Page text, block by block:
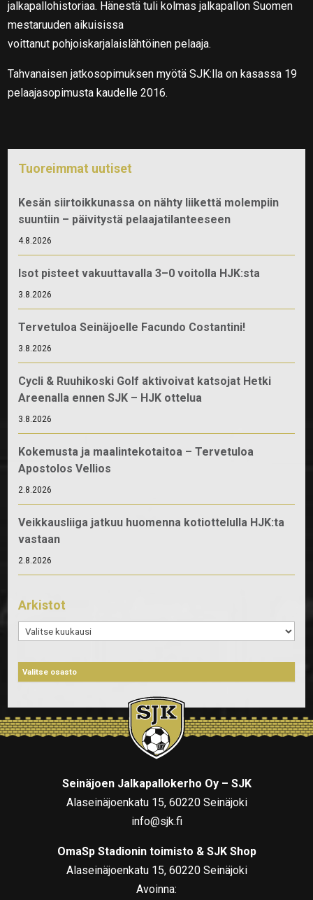
jalkapallohistoriaa. Hänestä tuli kolmas jalkapallon Suomen
mestaruuden aikuisissa
voittanut pohjoiskarjalaislähtöinen pelaaja.
Tahvanaisen jatkosopimuksen myötä SJK:lla on kasassa 19
pelaajasopimusta kaudelle 2016.
Tuoreimmat uutiset
Kesän siirtoikkunassa on nähty liikettä molempiin
suuntiin – päivitystä pelaajatilanteeseen
4.8.2026
Isot pisteet vakuuttavalla 3–0 voitolla HJK:sta
3.8.2026
Tervetuloa Seinäjoelle Facundo Costantini!
3.8.2026
Cycli & Ruuhikoski Golf aktivoivat katsojat Hetki
Areenalla ennen SJK – HJK ottelua
3.8.2026
Kokemusta ja maalintekotaitoa – Tervetuloa
Apostolos Vellios
2.8.2026
Veikkausliiga jatkuu huomenna kotiottelulla HJK:ta
vastaan
2.8.2026
Arkistot
Arkistot
Seinäjoen Jalkapallokerho Oy – SJK
Alaseinäjoenkatu 15, 60220 Seinäjoki
info@sjk.fi
OmaSp Stadionin toimisto & SJK Shop
Alaseinäjoenkatu 15, 60220 Seinäjoki
Avoinna: